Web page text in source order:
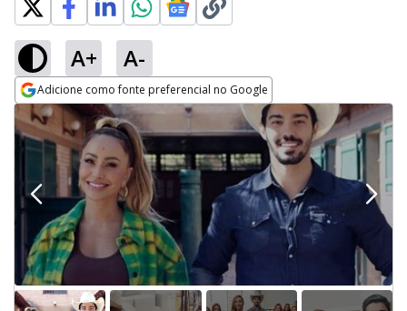
A+ A-
Adicione como fonte preferencial no Google
Opens in new window